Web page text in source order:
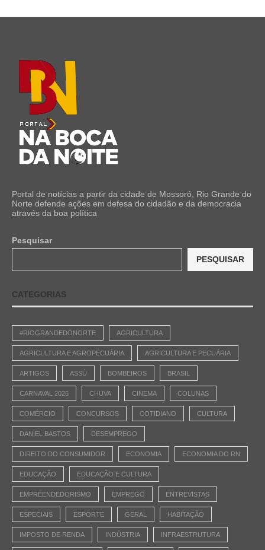
Portal de notícias a partir da cidade de Mossoró, Rio Grande do
Norte defende ações em defesa do cidadão e da democracia
através da boa política
Pesquisar
PESQUISAR
CATEGORIAS
#RIOGRANDEDONORTE AGRICULTURA
AGRICULTURA E AGROPECUÁRIA AGRICULTURA E PECUÁRIA
ARTIGOS ASSÚ BOMBEIROS BRASIL
CARNAVAL 2026 CHUVA CINEMA COLUNAS
COMÉRCIO CONCURSOS COTIDIANO CULTURA
DANIEL BASTOS DESEMPREGO
DIREITO DO CONSUMIDOR ECONOMIA ECONOMIA DO RN
EDUCAÇÃO EDUCAÇÃO E CULTURA
EMPREENDEDORISMO EMPREGO ENTREVISTAS
ESPECIAIS ESPORTE GERAL HABITAÇÃO
IMPOSTO DE RENDA INDÚSTRIA INFRAESTRUTURA